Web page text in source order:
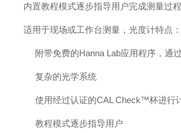
内置教程模式逐步指导用户完成测量过
适用于现场或工作台测量，光度计特点：
附带免费的Hanna Lab应用程序，通
复杂的光学系统
使用经过认证的CAL Check™杯进行
教程模式逐步指导用户